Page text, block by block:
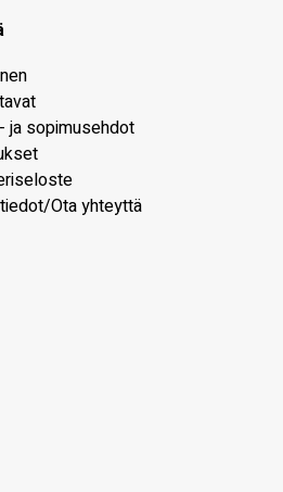
ja sopimusehdot
Ota yhteyttä